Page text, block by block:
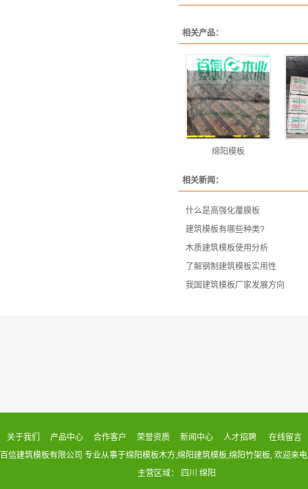
相关产品：
绵阳模板
相关新闻：
什么是高强化覆膜板
建筑模板有哪些种类?
木质建筑模板使用分析
了解钢制建筑模板实用性
我国建筑模板厂家发展方向
关于我们 产品中心 合作客户 荣誉资质 新闻中心 人才招聘
在线留言
信建筑模板有限公司 专业从事于绵阳模板木方,绵阳建筑模板,绵阳竹架板, 欢迎来
主营区域：
四川 绵阳